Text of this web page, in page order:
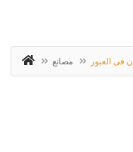
مصانع فى العبور